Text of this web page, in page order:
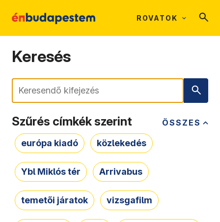
ROVATOK
Keresés
Keresés
ÖSSZES
Szűrés címkék szerint
európa kiadó közlekedés
Ybl Miklós tér Arrivabus
temetői járatok vizsgafilm